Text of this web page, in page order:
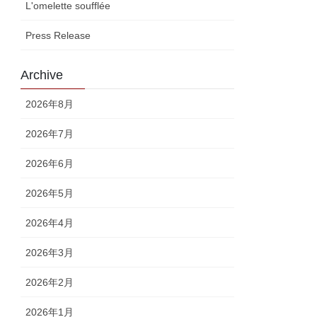
L'omelette soufflée
Press Release
Archive
2026年8月
2026年7月
2026年6月
2026年5月
2026年4月
2026年3月
2026年2月
2026年1月